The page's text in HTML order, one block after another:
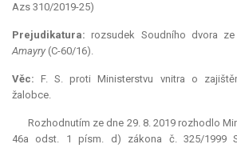
Azs 310/2019-25)
Prejudikatura:rozsudek Soudního dvora
Amayry (C-60/16).
Věc: F. S. proti Ministerstvu vnitra o
žalobce.
Rozhodnutím ze dne 29. 8. 2019 rozhodlo
46a odst. 1 písm. d) zákona č. 325/1999